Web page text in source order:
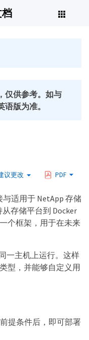
仅供参考。如与
版为准。
议更改 PDF
适用于 NetApp 存储
存储平台到 Docker
个框架，用于在未来
一主机上运行。这样
型，并能够自定义用
提条件后，即可部署